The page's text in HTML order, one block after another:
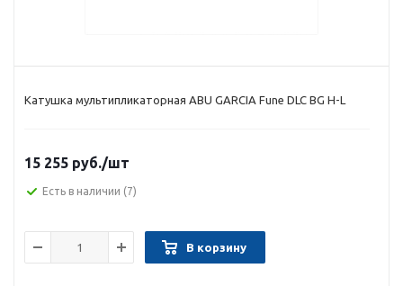
Катушка мультипликаторная ABU GARCIA Fune DLC BG H-L
15 255 руб./шт
Есть в наличии (7)
В корзину